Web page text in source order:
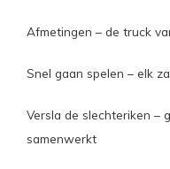
Afmetingen – de truck
Snel gaan spelen – elk
Versla de slechteriken –
samenwerkt